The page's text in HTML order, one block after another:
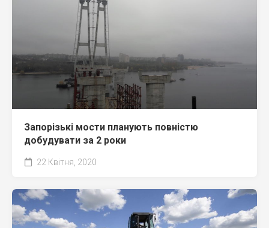
Запорізькі мости планують повністю
добудувати за 2 роки
22 Квітня, 2020